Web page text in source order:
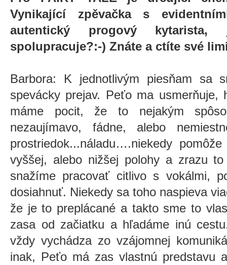
Vynikající zpěvačka s
autentický progový
spolupracuje?:-) Znáte a ctíte své
Barbora: K jednotlivým piesňam sa
spevácky prejav. Peťo ma usmerňuje,
máme pocit, že to nejakým
nezaujímavo, fádne, alebo
prostriedok...náladu….niekedy
vyššej, alebo nižšej polohy a zrazu
snažíme pracovať citlivo s vokálmi,
dosiahnuť. Niekedy sa toho naspieva
že je to preplácané a takto sme to
zasa od začiatku a hľadáme inú
vždy vychádza zo vzájomnej
inak, Peťo má zas vlastnú predstavu